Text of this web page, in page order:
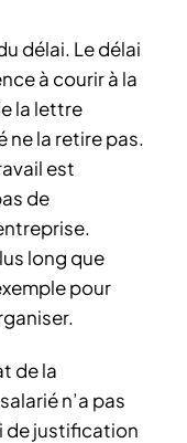
délai. Le délai
à courir à la
la lettre
ne la retire pas.
est
de
long que
pour
de la
n’a pas
de justification